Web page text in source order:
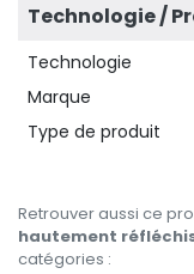
Technologie /
Technologie
Marque
Type de produit
Retrouver aussi ce
hautement
catégories :